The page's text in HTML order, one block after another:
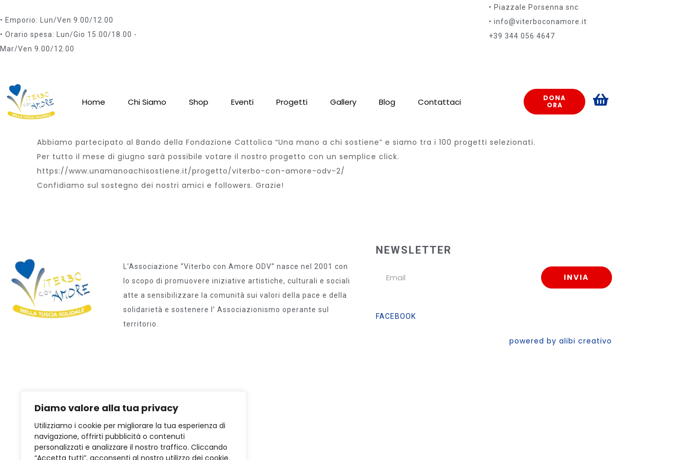
Diamo valore alla tua privacy
Utilizziamo i cookie per migliorare la tua esperienza di
navigazione, offrirti pubblicità o contenuti
personalizzati e analizzare il nostro traffico. Cliccando
“Accetta tutti”, acconsenti al nostro utilizzo dei cookie.
• Emporio: Lun/Ven 9.00/12.00
• Orario spesa: Lun/Gio 15.00/18.00 -
Mar/Ven 9.00/12.00
• Piazzale Porsenna snc
• info@viterboconamore.it
+39 344 056 4647
Home Chi Siamo Shop Eventi Progetti Gallery Blog Contattaci
DONA
ORA
Abbiamo partecipato al Bando della Fondazione Cattolica “Una mano a chi sostiene” e siamo tra i 100 progetti selezionati.
Per tutto il mese di giugno sarà possibile votare il nostro progetto con un semplice click.
https://www.unamanoachisostiene.it/progetto/viterbo-con-amore-odv-2/
Confidiamo sul sostegno dei nostri amici e followers. Grazie!
L’Associazione “Viterbo con Amore ODV” nasce nel 2001 con
lo scopo di promuovere iniziative artistiche, culturali e sociali
atte a sensibilizzare la comunità sui valori della pace e della
solidarietà e sostenere l’ Associazionismo operante sul
territorio.
NEWSLETTER
FACEBOOK
powered by alibi creativo